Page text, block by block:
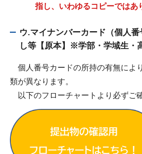
指し、いわゆるコピーではあ
ウ.マイナンバーカード（個人
し等【原本】※学部・学域生・
個人番号カードの所持の有無によ
類が異なります。
以下のフローチャートより必ずご